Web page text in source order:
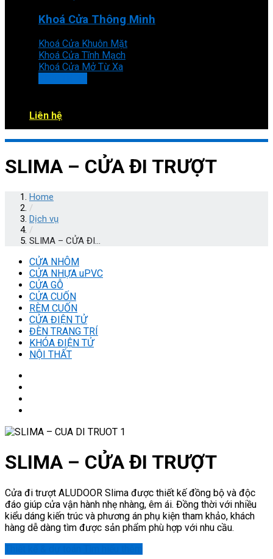
Khoá Cửa Thông Minh
Khoá Cửa Khuôn Mặt
Khoá Cửa Tĩnh Mạch
Khoá Cửa Mở Từ Xa
Liên hệ
SLIMA – CỬA ĐI TRƯỢT
Home
/
Dịch vụ
/
SLIMA – CỬA ĐI...
CỬA NHÔM
CỬA NHỰA uPVC
CỬA GỖ
CỬA CUỐN
RÈM CUỐN
CỬA ĐIỆN TỬ
ĐÈN TRANG TRÍ
KHÓA ĐIỆN TỬ
NỘI THẤT
SLIMA – CỬA ĐI TRƯỢT
Cửa đi trượt ALUDOOR Slima được thiết kế đồng bộ và độc
đáo giúp cửa vận hành nhẹ nhàng, êm ái. Đồng thời với nhiều
kiểu dáng kiến trúc và phương án phụ kiện tham khảo, khách
hàng dễ dàng tìm được sản phẩm phù hợp với nhu cầu.